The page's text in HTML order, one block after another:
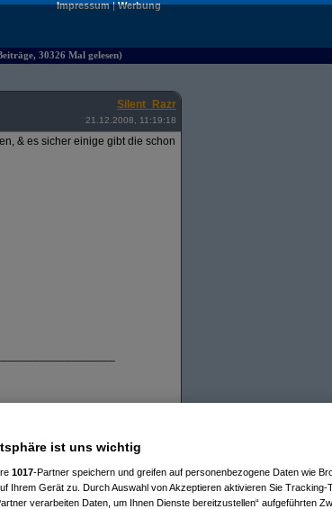
Impressum|Werbung
30326 Mal gelesen)
Silent_Razr
21.12.2008, 11:19:18
& es sicher einige gibt die schon
ist uns wichtig
1017-Partner speichern und greifen auf personenbezogene Daten wie
Ihrem Gerät zu. Durch Auswahl von Akzeptieren aktivieren Sie Tracking-
verarbeiten Daten, um Ihnen Dienste bereitzustellen“ aufgeführten